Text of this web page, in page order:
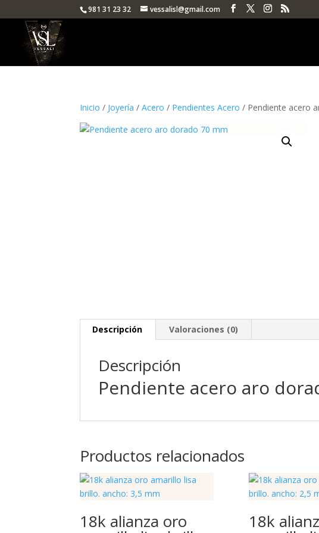
981 31 23 32 vessalisl@gmail.com
Inicio / Joyería /Acero / Pendientes Acero / Pendiente acero
Descripción Valoraciones (0)
Descripción
Pendiente acero aro
Productos relacionados
18k alianza oro 18k